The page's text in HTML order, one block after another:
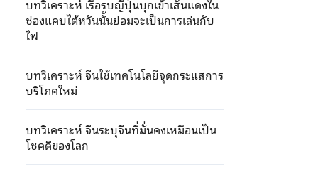
บทวิเคราะห์ เรือรบญี่ปุ่นบุกเข้าเส้นแดงใน
ช่องแคบไต้หวันนั้นย่อมจะเป็นการเล่นกับ
ไฟ
บทวิเคราะห์ จีนใช้เทคโนโลยีจุดกระแสการ
บริโภคใหม่
บทวิเคราะห์ จีนระบุจีนที่มั่นคงเหมือนเป็น
โชคดีของโลก